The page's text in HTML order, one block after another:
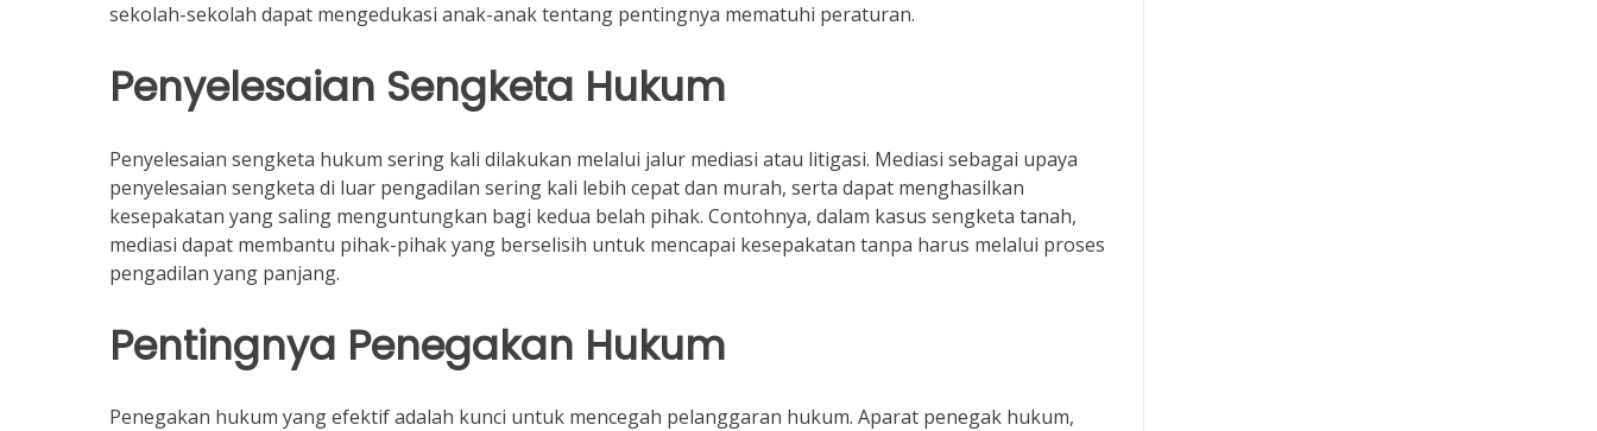
sekolah-sekolah dapat mengedukasi anak-anak tentang pentingnya mematuhi peraturan.
Penyelesaian Sengketa Hukum
Penyelesaian sengketa hukum sering kali dilakukan melalui jalur mediasi atau litigasi. Mediasi sebagai upaya
penyelesaian sengketa di luar pengadilan sering kali lebih cepat dan murah, serta dapat menghasilkan
kesepakatan yang saling menguntungkan bagi kedua belah pihak. Contohnya, dalam kasus sengketa tanah,
mediasi dapat membantu pihak-pihak yang berselisih untuk mencapai kesepakatan tanpa harus melalui proses
pengadilan yang panjang.
Pentingnya Penegakan Hukum
Penegakan hukum yang efektif adalah kunci untuk mencegah pelanggaran hukum. Aparat penegak hukum,